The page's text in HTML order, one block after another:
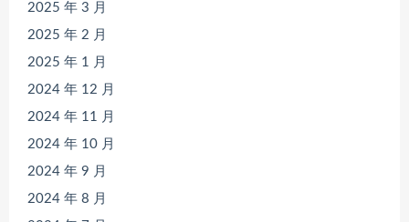
2025 年 3 月
2025 年 2 月
2025 年 1 月
2024 年 12 月
2024 年 11 月
2024 年 10 月
2024 年 9 月
2024 年 8 月